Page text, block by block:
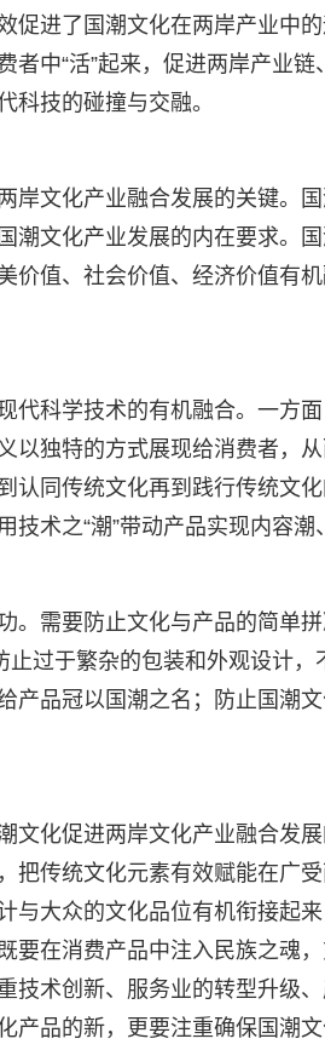
促进了国潮文化在两岸产业中
者中“活”起来，促进两岸产业
科技的碰撞与交融。
岸文化产业融合发展的关键。
潮文化产业发展的内在要求。
价值、社会价值、经济价值有
代科学技术的有机融合。一方
以独特的方式展现给消费者，
认同传统文化再到践行传统文
术之“潮”带动产品实现内容潮
。需要防止文化与产品的简单
过于繁杂的包装和外观设计，
产品冠以国潮之名；防止国潮
文化促进两岸文化产业融合发
把传统文化元素有效赋能在广
与大众的文化品位有机衔接起
要在消费产品中注入民族之魂
技术创新、服务业的转型升级
品的新，更要注重确保国潮文